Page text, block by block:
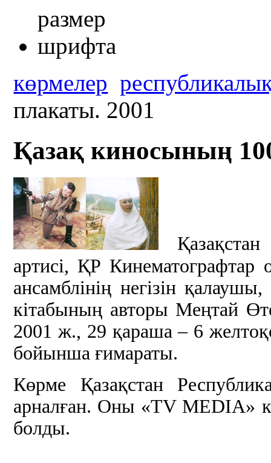
көрмелер
плакаты. 2001
Қазақ киносының
артисі, ҚР Кинематографтар
ансамблінің негізін
кітабының авторы Меңтай
2001 ж., 29 қараша – 6
бойынша ғимараты.
Көрме Қазақстан
арналған. Оны «ТV MEDIA»
болды.